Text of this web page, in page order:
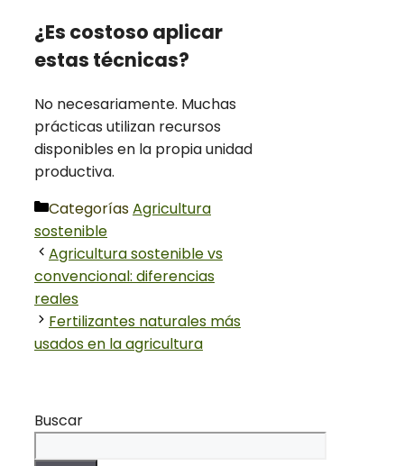
¿Es costoso aplicar
estas técnicas?
No necesariamente. Muchas
prácticas utilizan recursos
disponibles en la propia unidad
productiva.
CategoríasAgricultura
sostenible
Agricultura sostenible vs
convencional: diferencias
reales
Fertilizantes naturales más
usados en la agricultura
Buscar